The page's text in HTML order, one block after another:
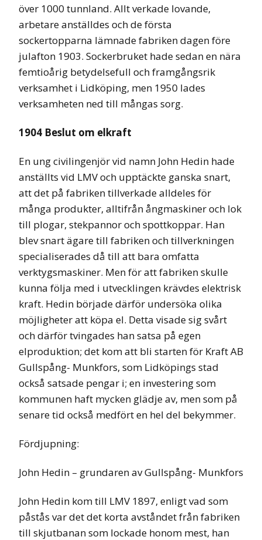
över 1000 tunnland. Allt verkade lovande,
arbetare anställdes och de första
sockertopparna lämnade fabriken dagen före
julafton 1903. Sockerbruket hade sedan en nära
femtioårig betydelsefull och framgångsrik
verksamhet i Lidköping, men 1950 lades
verksamheten ned till mångas sorg.
1904 Beslut om elkraft
En ung civilingenjör vid namn John Hedin hade
anställts vid LMV och upptäckte ganska snart,
att det på fabriken tillverkade alldeles för
många produkter, alltifrån ångmaskiner och lok
till plogar, stekpannor och spottkoppar. Han
blev snart ägare till fabriken och tillverkningen
specialiserades då till att bara omfatta
verktygsmaskiner. Men för att fabriken skulle
kunna följa med i utvecklingen krävdes elektrisk
kraft. Hedin började därför undersöka olika
möjligheter att köpa el. Detta visade sig svårt
och därför tvingades han satsa på egen
elproduktion; det kom att bli starten för Kraft AB
Gullspång- Munkfors, som Lidköpings stad
också satsade pengar i; en investering som
kommunen haft mycken glädje av, men som på
senare tid också medfört en hel del bekymmer.
Fördjupning:
John Hedin – grundaren av Gullspång- Munkfors
John Hedin kom till LMV 1897, enligt vad som
påstås var det det korta avståndet från fabriken
till skjutbanan som lockade honom mest, han